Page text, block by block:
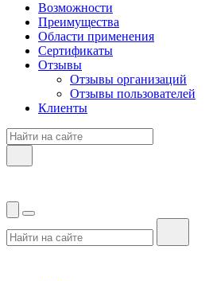
Возможности
Преимущества
Области применения
Сертификаты
Отзывы
Отзывы организаций
Отзывы пользователей
Клиенты